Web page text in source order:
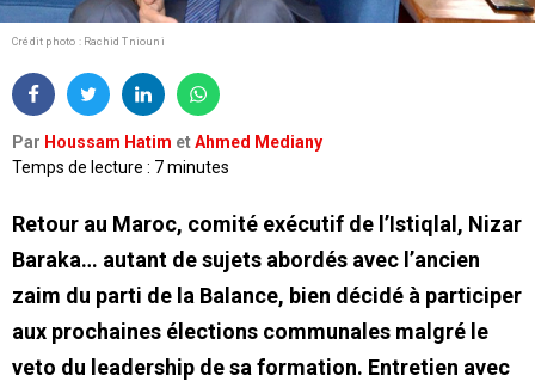
Crédit photo : Rachid Tniouni
Par Houssam Hatim etAhmed Mediany
Temps de lecture : 7 minutes
Retour au Maroc, comité exécutif de l’Istiqlal, Nizar
Baraka… autant de sujets abordés avec l’ancien
zaim du parti de la Balance, bien décidé à participer
aux prochaines élections communales malgré le
veto du leadership de sa formation. Entretien avec